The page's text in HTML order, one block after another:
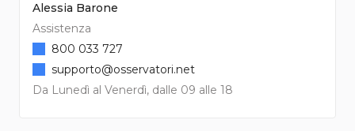
Alessia Barone
Assistenza
Da Lunedì al Venerdì, dalle 09 alle 18
800 033 727
supporto@osservatori.net